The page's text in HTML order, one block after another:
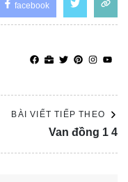
facebook
BÀI VIẾT TIẾP THEO
Van đồng 1 4